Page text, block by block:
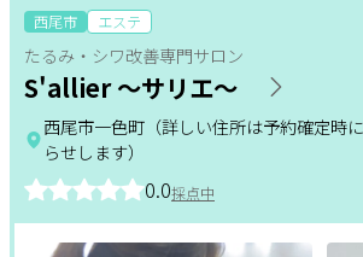
西尾市 エステ
たるみ・シワ改善専門サロン
S'allier ～サリエ～
0.0採点中
西尾市一色町（詳しい住所は予約確定時
らせします）